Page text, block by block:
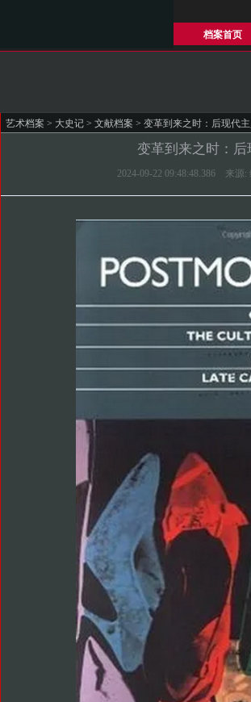
档案首页
艺术档案 > 大史记 > 文献档案 > 变革到来之时：后现代主
变革到来之时：
2024-09-22 09:48:48.386 来源